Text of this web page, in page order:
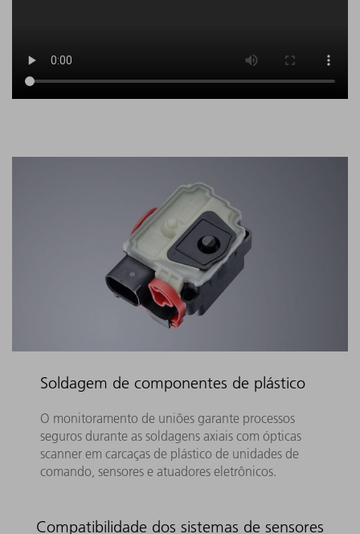
Soldagem de componentes de plástico
O monitoramento de uniões garante processos
seguros durante as soldagens axiais com ópticas
scanner em carcaças de plástico de unidades de
comando, sensores e atuadores eletrônicos.
Compatibilidade dos sistemas de sensores